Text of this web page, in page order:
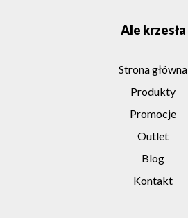
Ale krzesła
Strona główna
Produkty
Promocje
Outlet
Blog
Kontakt